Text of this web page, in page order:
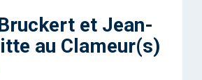
et Jean-
au Clameur(s)